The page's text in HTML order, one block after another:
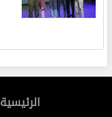
الرئيسية